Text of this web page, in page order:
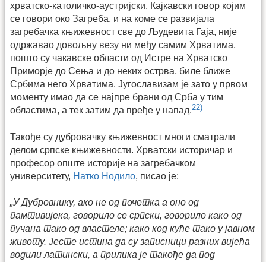
хрватско-католичко-аустријски. Кајкавски говор којим
се говори око Загреба, и на коме се развијала
загребачка књижевност све до Људевита Гаја, није
одржавао довољну везу ни међу самим Хрватима,
пошто су чакавске области од Истре на Хрватско
Приморје до Сења и до неких острва, биле ближе
Србима него Хрватима. Југославизам је зато у првом
моменту имао да се најпре брани од Срба у тим
областима, а тек затим да пређе у напад.22)
Такође су дубровачку књижевност многи сматрали
делом српске књижевности. Хрватски историчар и
професор опште историје на загребачком
университету, Натко Нодило, писао је:
„У Дубровнику, ако не од почетка а оно од
памтивијека, говорило се српски, говорило како од
пучана тако од властеле; како код куће тако у јавном
животу. Јесте истина да су записници разних вијећа
водили латински, а прилика је такође да под